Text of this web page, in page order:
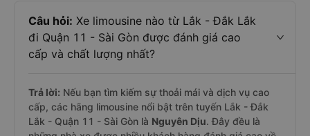
Câu hỏi: Xe limousine nào từ Lắk - Đắk Lắk
đi Quận 11 - Sài Gòn được đánh giá cao
cấp và chất lượng nhất?
Trả lời: Nếu bạn tìm kiếm sự thoải mái và dịch vụ cao
cấp, các hãng limousine nổi bật trên tuyến Lắk - Đắk
Lắk - Quận 11 - Sài Gòn là Nguyên Dịu. Đây đều là